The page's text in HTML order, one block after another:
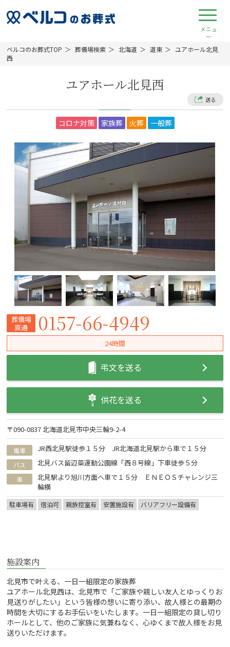
ベルコのお葬式TOP 葬儀場検索 北海道 道東
ユアホール北見
西
ユアホール北見西
送る
コロナ対策 家族葬 火葬 一般葬
葬儀場
直通
0157-66-4949
24時間
弔文を送る
供花を送る
〒090-0837 北海道北見市中央三輪9-2-4
電車 JR西北見駅徒歩１５分 JR北海道北見駅から車で１５分
バス 北見バス留辺蘂運動公園線「西８号線」下車徒歩５分
車
北見駅より旭川方面へ車で１５分 ＥＮＥＯＳチャレンジ三
輪横
駐車場有 宿泊可 親族控室有 安置施設有 バリアフリー設備有
施設案内
北見市で叶える、一日一組限定の家族葬
ユアホール北見西は、北見市で「ご家族や親しい友人とゆっくりお
見送りがしたい」という皆様の想いに寄り添い、故人様との最期の
時間を大切にするお手伝いをいたします。一日一組限定の貸し切り
ホールとして、他のご家族に気兼ねなく、心ゆくまで故人様をお見
送りいただけます。